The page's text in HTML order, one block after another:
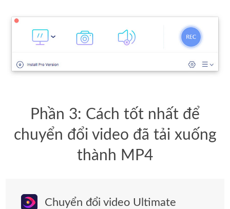
Phần 3: Cách tốt nhất để
chuyển đổi video đã tải xuống
thành MP4
Chuyển đổi video Ultimate